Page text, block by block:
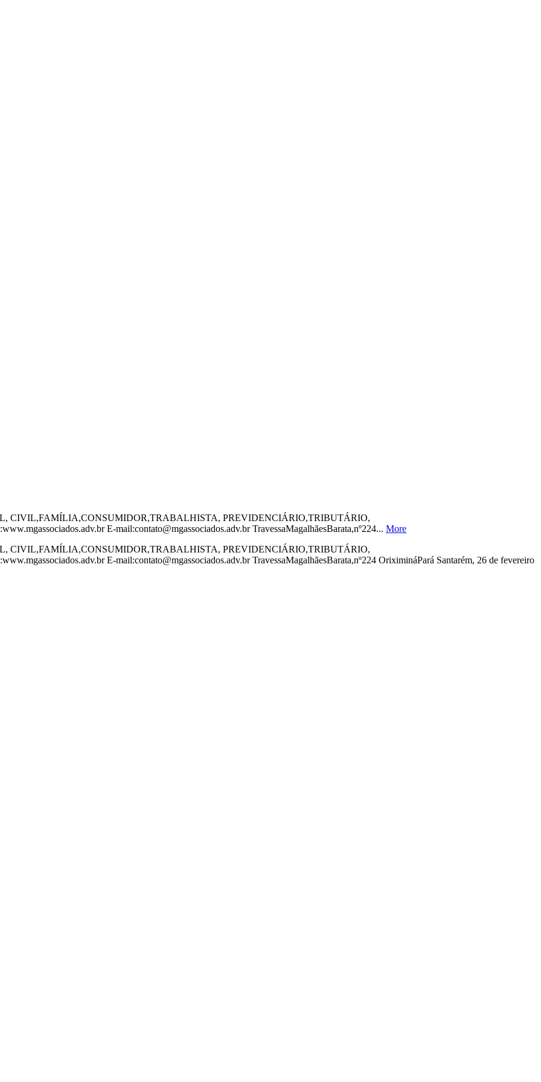
CIVIL,FAMÍLIA,CONSUMIDOR,TRABALHISTA, PREVIDENCIÁRIO,TRIBUTÁRIO,
E-mail:contato@mgassociados.adv.br TravessaMagalhãesBarata,nº224... More
CIVIL,FAMÍLIA,CONSUMIDOR,TRABALHISTA, PREVIDENCIÁRIO,TRIBUTÁRIO,
E-mail:contato@mgassociados.adv.br TravessaMagalhãesBarata,nº224 OriximináPará Santarém, 26 de fevereiro